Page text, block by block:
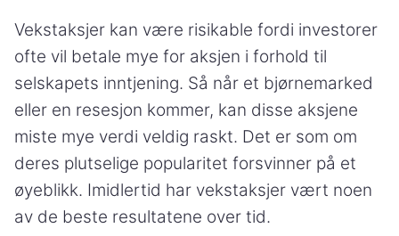
Vekstaksjer kan være risikable fordi investorer
ofte vil betale mye for aksjen i forhold til
selskapets inntjening. Så når et bjørnemarked
eller en resesjon kommer, kan disse aksjene
miste mye verdi veldig raskt. Det er som om
deres plutselige popularitet forsvinner på et
øyeblikk. Imidlertid har vekstaksjer vært noen
av de beste resultatene over tid.